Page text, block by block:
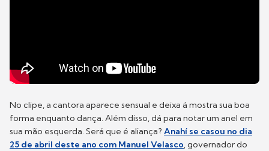
No clipe, a cantora aparece sensual e deixa á mostra sua boa
forma enquanto dança. Além disso, dá para notar um anel em
sua mão esquerda. Será que é aliança? Anahí se casou no dia
25 de abril deste ano com Manuel Velasco, governador do